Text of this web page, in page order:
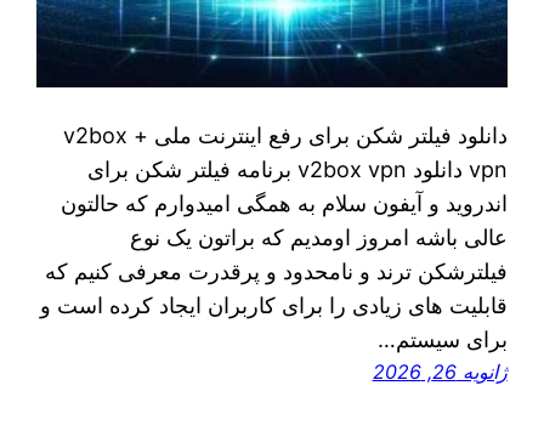
دانلود فیلتر شکن برای رفع اینترنت ملی + v2box
vpn دانلود v2box vpn برنامه فیلتر شکن برای
اندروید و آیفون سلام به همگی امیدوارم که حالتون
عالی باشه امروز اومدیم که براتون یک نوع
فیلترشکن ترند و نامحدود و پرقدرت معرفی کنیم که
قابلیت های زیادی را برای کاربران ایجاد کرده است و
برای سیستم…
ژانویه 26, 2026